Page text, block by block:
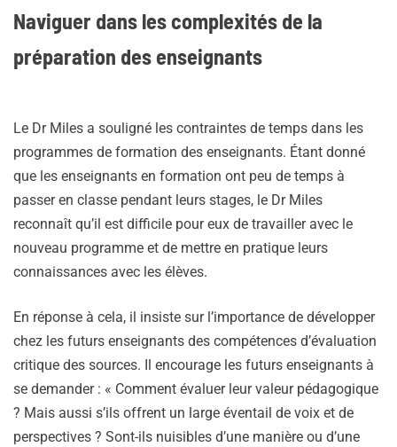
Naviguer dans les complexités de la
préparation des enseignants
Le Dr Miles a souligné les contraintes de temps dans les
programmes de formation des enseignants. Étant donné
que les enseignants en formation ont peu de temps à
passer en classe pendant leurs stages, le Dr Miles
reconnaît qu’il est difficile pour eux de travailler avec le
nouveau programme et de mettre en pratique leurs
connaissances avec les élèves.
En réponse à cela, il insiste sur l’importance de développer
chez les futurs enseignants des compétences d’évaluation
critique des sources. Il encourage les futurs enseignants à
se demander : « Comment évaluer leur valeur pédagogique
? Mais aussi s’ils offrent un large éventail de voix et de
perspectives ? Sont-ils nuisibles d’une manière ou d’une